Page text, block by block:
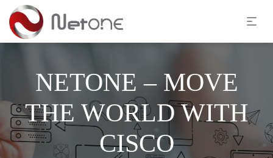
NETONE – MOVE
THE WORLD WITH
CISCO